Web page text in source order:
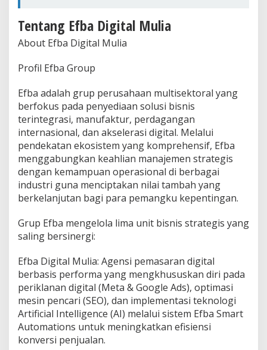
Tentang Efba Digital Mulia
About Efba Digital Mulia
Profil Efba Group
Efba adalah grup perusahaan multisektoral yang
berfokus pada penyediaan solusi bisnis
terintegrasi, manufaktur, perdagangan
internasional, dan akselerasi digital. Melalui
pendekatan ekosistem yang komprehensif, Efba
menggabungkan keahlian manajemen strategis
dengan kemampuan operasional di berbagai
industri guna menciptakan nilai tambah yang
berkelanjutan bagi para pemangku kepentingan.
Grup Efba mengelola lima unit bisnis strategis yang
saling bersinergi:
Efba Digital Mulia: Agensi pemasaran digital
berbasis performa yang mengkhususkan diri pada
periklanan digital (Meta & Google Ads), optimasi
mesin pencari (SEO), dan implementasi teknologi
Artificial Intelligence (AI) melalui sistem Efba Smart
Automations untuk meningkatkan efisiensi
konversi penjualan.